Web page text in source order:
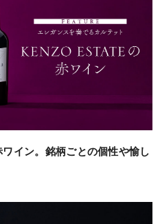
イン。銘柄ごとの個性や愉し